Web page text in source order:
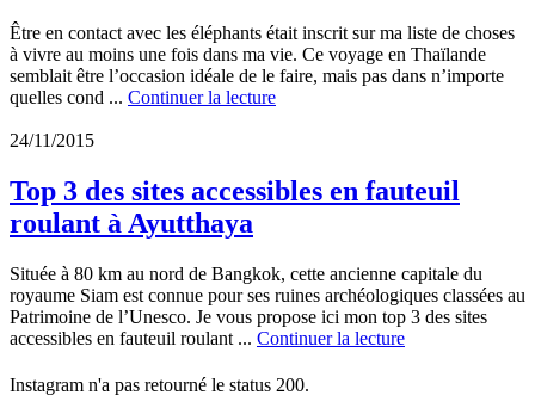
Être en contact avec les éléphants était inscrit sur ma liste de choses
à vivre au moins une fois dans ma vie. Ce voyage en Thaïlande
semblait être l’occasion idéale de le faire, mais pas dans n’importe
quelles cond ... Continuer la lecture
24/11/2015
Top 3 des sites accessibles en fauteuil
roulant à Ayutthaya
Située à 80 km au nord de Bangkok, cette ancienne capitale du
royaume Siam est connue pour ses ruines archéologiques classées au
Patrimoine de l’Unesco. Je vous propose ici mon top 3 des sites
accessibles en fauteuil roulant ... Continuer la lecture
Instagram n'a pas retourné le status 200.